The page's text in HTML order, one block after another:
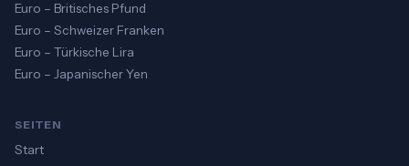
Euro – Britisches Pfund
Euro – Schweizer Franken
Euro – Türkische Lira
Euro – Japanischer Yen
SEITEN
Start